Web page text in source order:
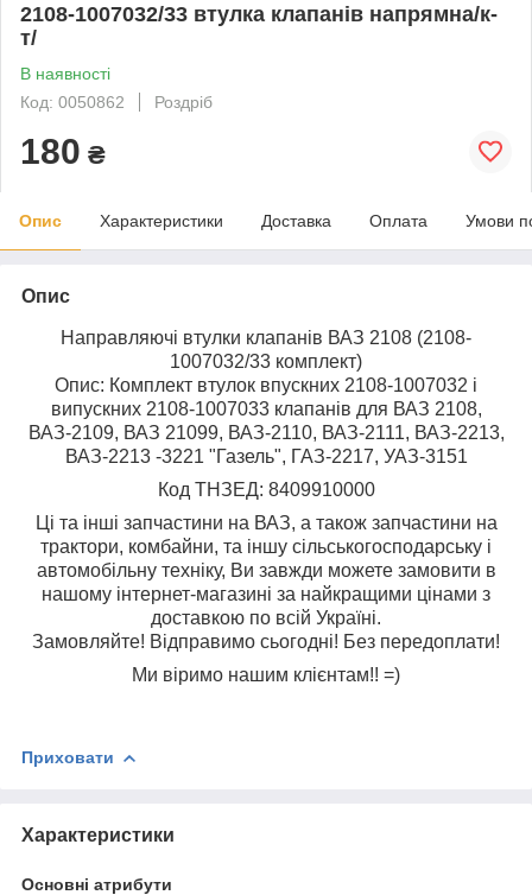
2108-1007032/33 втулка клапанів напрямна/к-
т/
В наявності
Код: 0050862
Роздріб
180 ₴
Опис Характеристики Доставка Оплата Умови
Опис
Направляючі втулки клапанів ВАЗ 2108 (2108-
1007032/33 комплект)
Опис: Комплект втулок впускних 2108-1007032 і
випускних 2108-1007033 клапанів для ВАЗ 2108,
ВАЗ-2109, ВАЗ 21099, ВАЗ-2110, ВАЗ-2111, ВАЗ-2213,
ВАЗ-2213 -3221 "Газель", ГАЗ-2217, УАЗ-3151
Код ТНЗЕД: 8409910000
Ці та інші запчастини на ВАЗ, а також запчастини на
трактори, комбайни, та іншу сільськогосподарську і
автомобільну техніку, Ви завжди можете замовити в
нашому інтернет-магазині за найкращими цінами з
доставкою по всій Україні.
Замовляйте! Відправимо сьогодні! Без передоплати!
Ми віримо нашим клієнтам!! =)
Приховати
Характеристики
Основні атрибути